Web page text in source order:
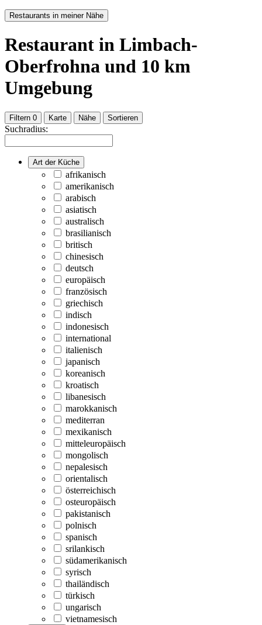
Restaurants in meiner Nähe
Restaurant in Limbach-
Oberfrohna und 10 km
Umgebung
Filtern 0 Karte Nähe Sortieren
Suchradius:
Art der Küche
afrikanisch
amerikanisch
arabisch
asiatisch
australisch
brasilianisch
britisch
chinesisch
deutsch
europäisch
französisch
griechisch
indisch
indonesisch
international
italienisch
japanisch
koreanisch
kroatisch
libanesisch
marokkanisch
mediterran
mexikanisch
mitteleuropäisch
mongolisch
nepalesisch
orientalisch
österreichisch
osteuropäisch
pakistanisch
polnisch
spanisch
srilankisch
südamerikanisch
syrisch
thailändisch
türkisch
ungarisch
vietnamesisch